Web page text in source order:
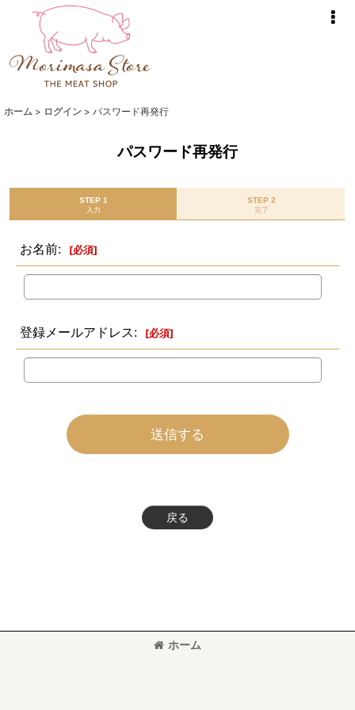
ホーム > ログイン > パスワード再発行
パスワード再発行
STEP 1
入力
STEP 2
完了
お名前: [必須]
登録メールアドレス: [必須]
送信する
戻る
ホーム